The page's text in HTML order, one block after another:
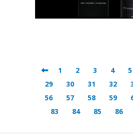
1 2 3 4 5
29
30 31 32
56
57 58 59
83
84 85 86